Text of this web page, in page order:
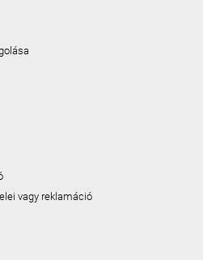
vagy reklamáció